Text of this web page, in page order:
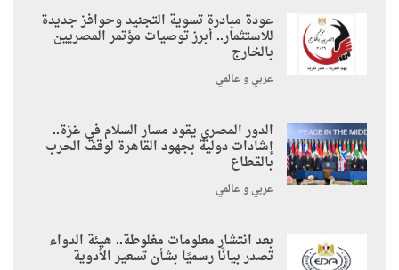
عودة مبادرة تسوية التجنيد وحوافز جديدة
للاستثمار.. أبرز توصيات مؤتمر المصريين
بالخارج
عربي و عالمي
الدور المصري يقود مسار السلام في غزة..
إشادات دولية بجهود القاهرة لوقف الحرب
بالقطاع
عربي و عالمي
بعد انتشار معلومات مغلوطة.. هيئة الدواء
تصدر بيانًا رسميًا بشأن تسعير الأدوية